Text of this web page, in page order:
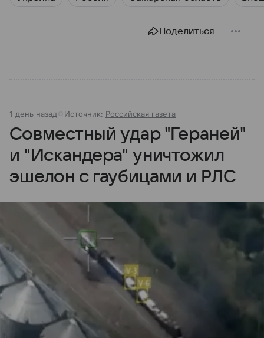
Поделиться
1 день назад Источник: Российская газета
Совместный удар "Гераней"
и "Искандера" уничтожил
эшелон с гаубицами и РЛС